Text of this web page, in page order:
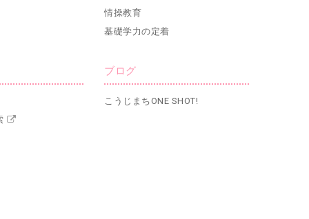
情操教育
基礎学力の定着
ブログ
こうじまちONE SHOT!